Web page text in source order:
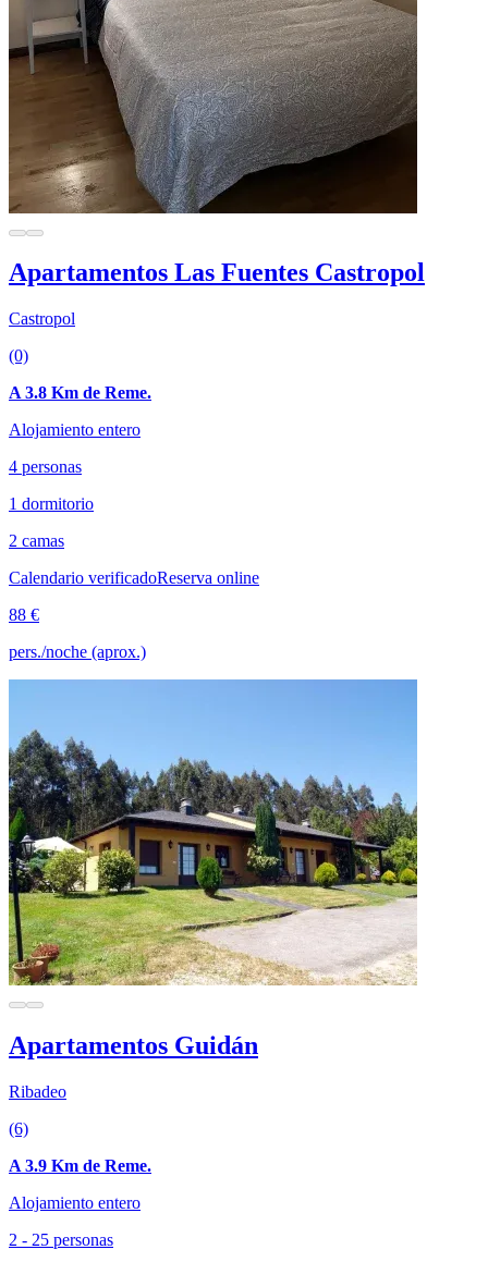
Apartamentos Las Fuentes Castropol
Castropol
(0)
A 3.8 Km de Reme.
Alojamiento entero
4 personas
1 dormitorio
2 camas
Calendario verificadoReserva online
88 €
pers./noche (aprox.)
Apartamentos Guidán
Ribadeo
(6)
A 3.9 Km de Reme.
Alojamiento entero
2 - 25 personas